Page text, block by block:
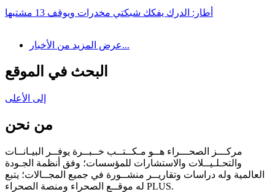
أطار: الدرك يفكك شبكتي مخدرات ويوقف 13 مشتبها
عرض المزيد من الأخبار...
البحث في الموقع
إلى الأعلى
من نحن
مركـــز الصحـــراء هــو مـكــتــب خــبــرة يوفــر البيـانــات
والتحـلـيــلات والاستشارات للمؤسسات؛ وفق أنظمة الجـودة
العالمية وله دراسات وتقاريــر منشــورة في جميع المجــالات؛ يتبع
له موقــع الصحراء ومنصة الصحراء PLUS.